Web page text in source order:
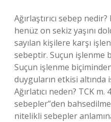
Ağırlaştırıcı sebep
henüz on sekiz yaşını
sayılan kişilere karşı
sebeptir. Suçun işlenme
Suçun işlenme
duyguların etkisi altında
Ağırlatıcı neden? TCK m.
sebepler”den
nitelikli sebepler